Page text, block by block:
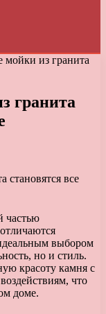
из гранита
гранита
частью
выбором
но и стиль.
красоту камня с
что
доме.